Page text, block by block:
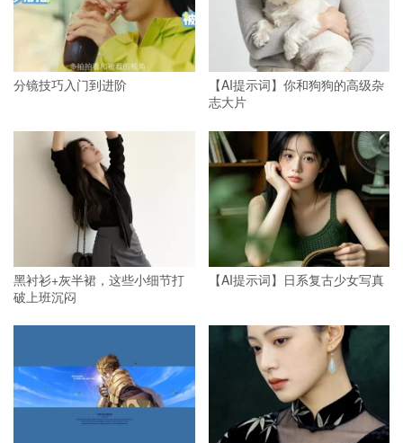
分镜技巧入门到进阶
【AI提示词】你和狗狗的高级杂
志大片
黑衬衫+灰半裙，这些小细节打
破上班沉闷
【AI提示词】日系复古少女写真